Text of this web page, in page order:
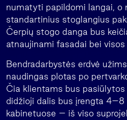
numatyti papildomi langai, o
standartinius stoglangius
Čerpių stogo danga bus
atnaujinami fasadai bei
Bendradarbystės erdvė
naudingas plotas po
Čia klientams bus
didžioji dalis bus įrengta 4–8
kabinetuose – iš viso